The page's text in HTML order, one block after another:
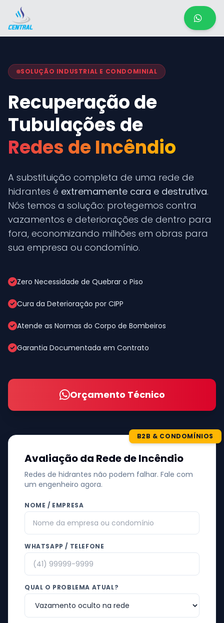
SOLUÇÃO INDUSTRIAL E CONDOMINIAL
Recuperação de
Tubulações de
Redes de Incêndio
A substituição completa de uma rede de
hidrantes é extremamente cara e destrutiva.
Nós temos a solução: protegemos contra
vazamentos e deteriorações de dentro para
fora, economizando milhões em obras para
sua empresa ou condomínio.
Zero Necessidade de Quebrar o Piso
Cura da Deterioração por CIPP
Atende as Normas do Corpo de Bombeiros
Garantia Documentada em Contrato
Orçamento Técnico
B2B & CONDOMÍNIOS
Avaliação da Rede de Incêndio
Redes de hidrantes não podem falhar. Fale com
um engenheiro agora.
NOME / EMPRESA
WHATSAPP / TELEFONE
QUAL O PROBLEMA ATUAL?